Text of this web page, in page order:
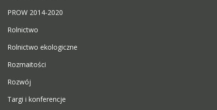
PROW 2014-2020
Rolnictwo
Rolnictwo ekologiczne
Rozmaitości
Rozwój
Targi i konferencje